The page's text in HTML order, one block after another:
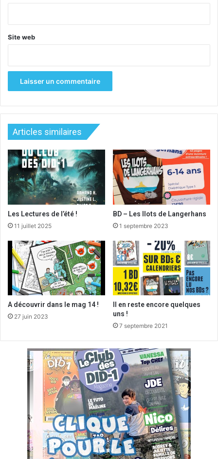
Site web
Articles similaires
Les Lectures de l’été !
11 juillet 2025
BD – Les Ilots de Langerhans
1 septembre 2023
A découvrir dans le mag 14 !
27 juin 2023
Il en reste encore quelques
uns !
7 septembre 2021